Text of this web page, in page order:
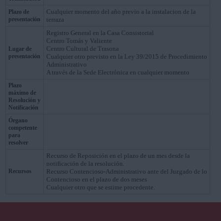
Plazo de
presentación
Cualquier momento del año previo a la instalacion de la
terraza
Lugar de
presentación
Registro General en la Casa Consistorial
Centro Tomás y Valiente
Centro Cultural de Trasona
Cualquier otro previsto en la Ley 39/2015 de Procedimiento
Administrativo
A través de la Sede Electrónica en cualquier momento
Plazo
máximo de
Resolución y
Notificación
Órgano
competente
para
resolver
Recursos
Recurso de Reposición en el plazo de un mes desde la
notificación de la resolución.
Recurso Contencioso-Administrativo ante del Juzgado de lo
Contencioso en el plazo de dos meses
Cualquier otro que se estime procedente.